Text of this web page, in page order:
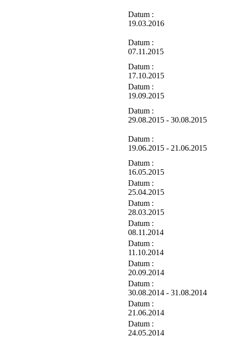
Datum :
19.03.2016
Datum :
07.11.2015
Datum :
17.10.2015
Datum :
19.09.2015
Datum :
29.08.2015 - 30.08.2015
Datum :
19.06.2015 - 21.06.2015
Datum :
16.05.2015
Datum :
25.04.2015
Datum :
28.03.2015
Datum :
08.11.2014
Datum :
11.10.2014
Datum :
20.09.2014
Datum :
30.08.2014 - 31.08.2014
Datum :
21.06.2014
Datum :
24.05.2014